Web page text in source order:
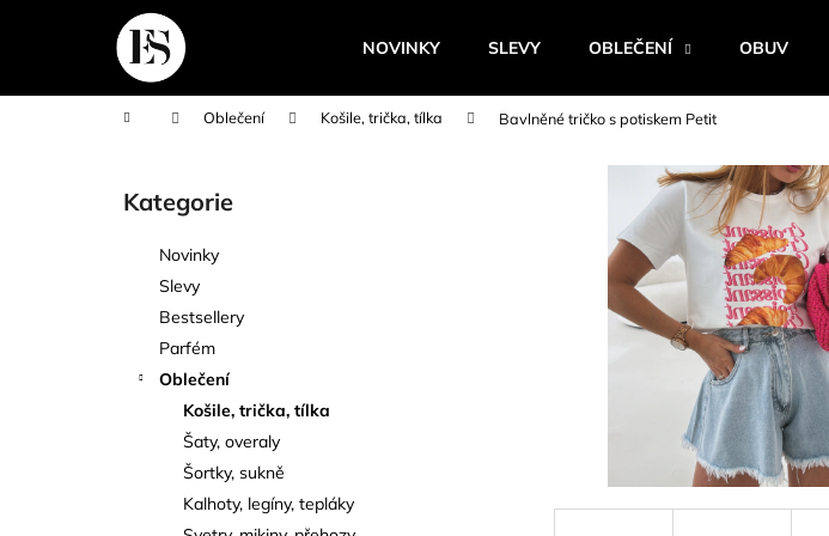
NOVINKY SLEVY OBLEČENÍ OBUV
Domů Oblečení Košile, trička, tílka Bavlněné tričko s potiskem Petit
Přeskočit
kategorie
Kategorie
Novinky
Slevy
Bestsellery
Parfém
Oblečení
Košile, trička, tílka
Šaty, overaly
Šortky, sukně
Kalhoty, legíny, tepláky
í
Zpět
do
Zpět
do
Co potřebujete najít?
Doporučujeme